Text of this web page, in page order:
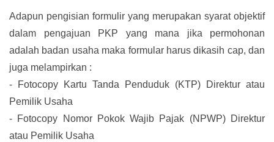
Adapun pengisian formulir yang merupakan syarat objektif
dalam pengajuan PKP yang mana jika permohonan
adalah badan usaha maka formular harus dikasih cap, dan
juga melampirkan :
-
Fotocopy Kartu Tanda Penduduk (KTP) Direktur atau
Pemilik Usaha
- Fotocopy Nomor Pokok Wajib Pajak (NPWP) Direktur
atau Pemilik Usaha